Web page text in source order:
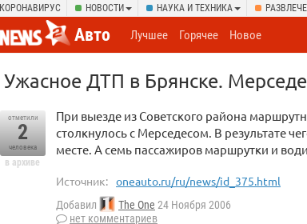
КОРОНАВИРУС НОВОСТИ НАУКА И ТЕХНИКА
Авто Лучшее Горячее Новое
Ужасное ДТП в Брянске.
отметили
2
человека
в архиве
При выезде из Советского района
столкнулось с Мерседесом. В результате
месте. А семь пассажиров маршрутки и
Источник: oneauto.ru/ru/news/id_375.html
Добавил The One 24 Ноября 2006
нет комментариев